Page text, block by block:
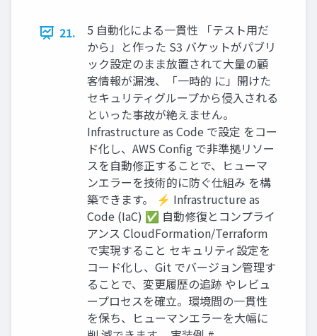
21.
5 自動化による一貫性 「テスト用だ
から」と作った S3 バケットがパブリ
ック設定のまま放置されて大量の顧
客情報が漏洩、「一時的 に」開けた
セキュリティグループから侵入される
といった事故が絶えません。
Infrastructure as Code で設定 をコー
ド化し、AWS Config で非準拠リソー
スを自動修正することで、ヒューマ
ンエラーを技術的に防ぐ仕組み を構
築できます。 ⚡ Infrastructure as
Code (IaC) ✅ 自動修復とコンプライ
アンス CloudFormation/Terraform
で実現すること セキュリティ設定を
コード化し、Git でバージョン管理す
ることで、変更履歴の追跡 やレビュ
ープロセスを確立。環境間の一貫性
を保ち、ヒューマンエラーを大幅に